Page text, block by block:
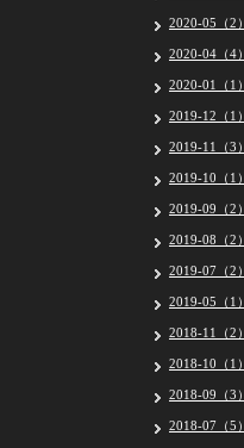
2020-05（2）
2020-04（4）
2020-01（1）
2019-12（1）
2019-11（3）
2019-10（1）
2019-09（2）
2019-08（2）
2019-07（2）
2019-05（1）
2018-11（2）
2018-10（1）
2018-09（3）
2018-07（5）